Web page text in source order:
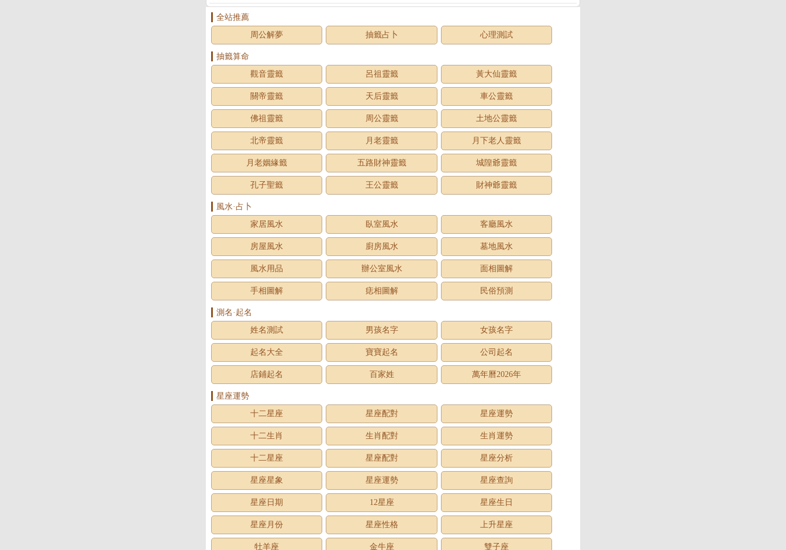
全站推薦
周公解夢
抽籤占卜 心理測試
抽籤算命
觀音靈籤
呂祖靈籤 黃大仙靈籤
關帝靈籤 天后靈籤 車公靈籤
佛祖靈籤 周公靈籤 土地公靈籤
北帝靈籤 月老靈籤 月下老人靈籤
月老姻緣籤 五路財神靈籤 城隍爺靈籤
孔子聖籤 王公靈籤 財神爺靈籤
風水·占卜
家居風水
臥室風水 客廳風水
房屋風水 廚房風水 墓地風水
風水用品 辦公室風水 面相圖解
手相圖解 痣相圖解 民俗預測
測名·起名
姓名測試
男孩名字 女孩名字
起名大全 寶寶起名 公司起名
店鋪起名 百家姓 萬年曆2026年
星座運勢
十二星座
星座配對 星座運勢
十二生肖 生肖配對 生肖運勢
十二星座 星座配對 星座分析
星座星象 星座運勢 星座查詢
星座日期 12星座 星座生日
星座月份 星座性格 上升星座
牡羊座 金牛座 雙子座